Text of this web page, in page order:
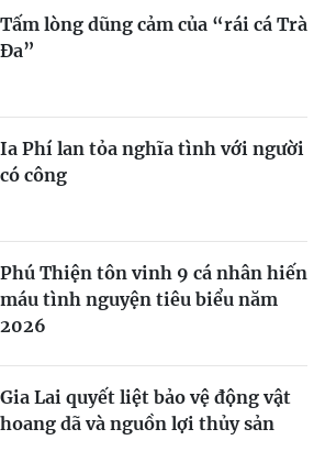
Tấm lòng dũng cảm của “rái cá Trà
Đa”
Ia Phí lan tỏa nghĩa tình với người
có công
Phú Thiện tôn vinh 9 cá nhân hiến
máu tình nguyện tiêu biểu năm
2026
Gia Lai quyết liệt bảo vệ động vật
hoang dã và nguồn lợi thủy sản